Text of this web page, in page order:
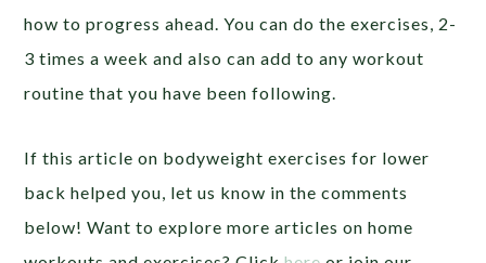
how to progress ahead. You can do the exercises, 2-
3 times a week and also can add to any workout
routine that you have been following.
If this article on bodyweight exercises for lower
back helped you, let us know in the comments
below! Want to explore more articles on home